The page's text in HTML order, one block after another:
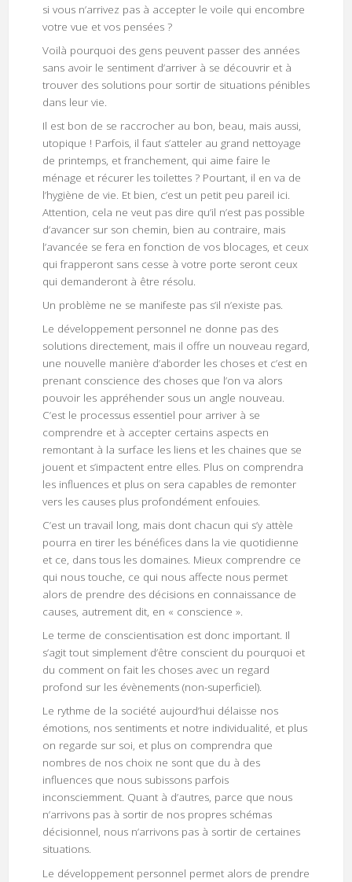
si vous n’arrivez pas à accepter le voile qui encombre
votre vue et vos pensées ?
Voilà pourquoi des gens peuvent passer des années
sans avoir le sentiment d’arriver à se découvrir et à
trouver des solutions pour sortir de situations pénibles
dans leur vie.
Il est bon de se raccrocher au bon, beau, mais aussi,
utopique ! Parfois, il faut s’atteler au grand nettoyage
de printemps, et franchement, qui aime faire le
ménage et récurer les toilettes ? Pourtant, il en va de
l’hygiène de vie. Et bien, c’est un petit peu pareil ici.
Attention, cela ne veut pas dire qu’il n’est pas possible
d’avancer sur son chemin, bien au contraire, mais
l’avancée se fera en fonction de vos blocages, et ceux
qui frapperont sans cesse à votre porte seront ceux
qui demanderont à être résolu.
Un problème ne se manifeste pas s’il n’existe pas.
Le développement personnel ne donne pas des
solutions directement, mais il offre un nouveau regard,
une nouvelle manière d’aborder les choses et c’est en
prenant conscience des choses que l’on va alors
pouvoir les appréhender sous un angle nouveau.
C’est le processus essentiel pour arriver à se
comprendre et à accepter certains aspects en
remontant à la surface les liens et les chaines que se
jouent et s’impactent entre elles. Plus on comprendra
les influences et plus on sera capables de remonter
vers les causes plus profondément enfouies.
C’est un travail long, mais dont chacun qui s’y attèle
pourra en tirer les bénéfices dans la vie quotidienne
et ce, dans tous les domaines. Mieux comprendre ce
qui nous touche, ce qui nous affecte nous permet
alors de prendre des décisions en connaissance de
causes, autrement dit, en « conscience ».
Le terme de conscientisation est donc important. Il
s’agit tout simplement d’être conscient du pourquoi et
du comment on fait les choses avec un regard
profond sur les évènements (non-superficiel).
Le rythme de la société aujourd’hui délaisse nos
émotions, nos sentiments et notre individualité, et plus
on regarde sur soi, et plus on comprendra que
nombres de nos choix ne sont que du à des
influences que nous subissons parfois
inconsciemment. Quant à d’autres, parce que nous
n’arrivons pas à sortir de nos propres schémas
décisionnel, nous n’arrivons pas à sortir de certaines
situations.
Le développement personnel permet alors de prendre